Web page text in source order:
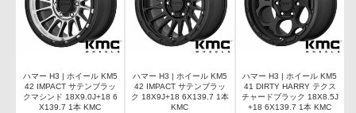
ハマー H3 | ホイール KM5
42 IMPACT サテンブラッ
クマシンド 18X9.0J+18 6
X139.7 1本 KMC
ハマー H3 | ホイール KM5
42 IMPACT サテンブラッ
ク 18X9J+18 6X139.7 1本
KMC
ハマー H3 | ホイール KM5
41 DIRTY HARRY テクス
チャードブラック 18X8.5J
+18 6X139.7 1本 KMC